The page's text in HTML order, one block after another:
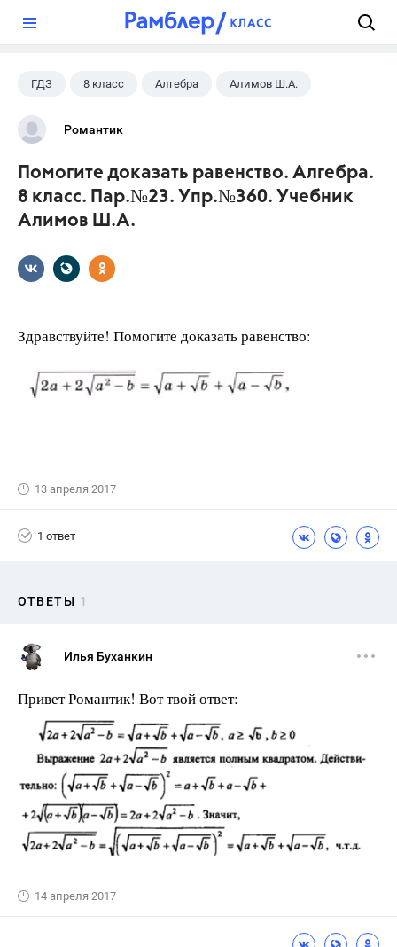
ГДЗ 8 класс Алгебра Алимов Ш.А.
Романтик
Помогите доказать равенство. Алгебра.
8 класс. Пар.№23. Упр.№360. Учебник
Алимов Ш.А.
Здравствуйте! Помогите доказать равенство:
13 апреля 2017
1 ответ
ОТВЕТЫ 1
Илья Буханкин
Привет Романтик! Вот твой ответ:
14 апреля 2017